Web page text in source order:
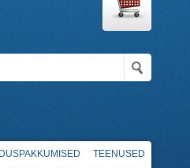
TEENUSED